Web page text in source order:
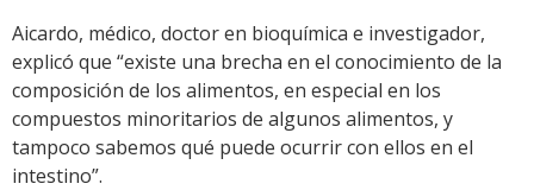
Aicardo, médico, doctor en bioquímica e investigador,
explicó que “existe una brecha en el conocimiento de la
composición de los alimentos, en especial en los
compuestos minoritarios de algunos alimentos, y
tampoco sabemos qué puede ocurrir con ellos en el
intestino”.